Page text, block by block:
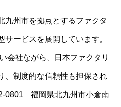
九州市を拠点とするファクタ
サービスを展開しています。
会社ながら、日本ファクタリ
、制度的な信頼性も担保され
0801 福岡県北九州市小倉南